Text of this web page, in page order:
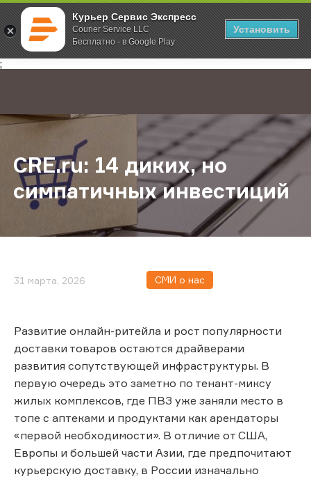
Курьер Сервис Экспресс
Courier Service LLC
Бесплатно - в Google Play
Установить
;
Главная О компании Новости CRE.ru: 14 диких, но симпатичных
CRE.ru: 14 диких, но
симпатичных инвестиций
31 марта, 2026 СМИ о нас
Развитие онлайн-ритейла и рост популярности
доставки товаров остаются драйверами
развития сопутствующей инфраструктуры. В
первую очередь это заметно по тенант-миксу
жилых комплексов, где ПВЗ уже заняли место в
топе с аптеками и продуктами как арендаторы
«первой необходимости». В отличие от США,
Европы и большей части Азии, где предпочитают
курьерскую доставку, в России изначально